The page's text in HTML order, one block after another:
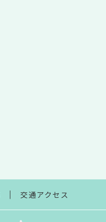
交通アクセス